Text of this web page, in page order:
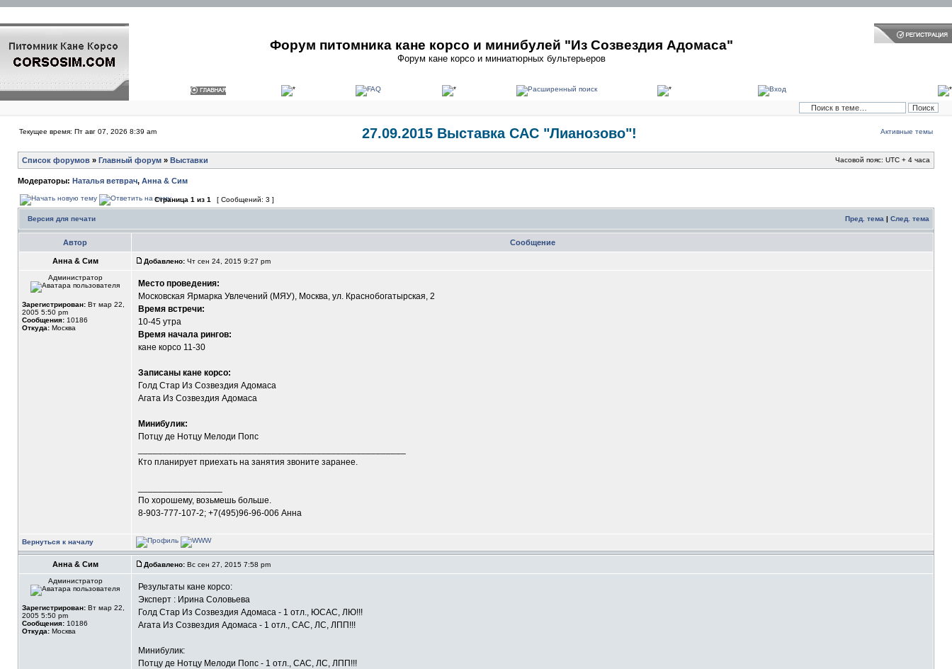
Форум питомника кане корсо и минибулей "Из Созвездия Адомаса"
Форум кане корсо и миниатюрных бультерьеров
Текущее время: Пт авг 07, 2026 8:39 am 27.09.2015 Выставка САС "Лианозово"! Активные темы
Список форумов » Главный форум » Выставки Часовой пояс: UTC + 4 часа
Модераторы: Наталья ветврач, Анна & Сим
Страница 1 из 1 [ Сообщений: 3 ]
Версия для печати Пред. тема | След. тема
Автор Сообщение
Анна & Сим Добавлено: Чт сен 24, 2015 9:27 pm
Администратор
Зарегистрирован: Вт мар 22,
2005 5:50 pm
Сообщения: 10186
Откуда: Москва
Место проведения:
Московская Ярмарка Увлечений (МЯУ), Москва, ул. Краснобогатырская, 2
Время встречи:
10-45 утра
Время начала рингов:
кане корсо 11-30
Записаны кане корсо:
Голд Стар Из Созвездия Адомаса
Агата Из Созвездия Адомаса
Минибулик:
Потцу де Нотцу Мелоди Попс
Кто планирует приехать на занятия звоните заранее.
По хорошему, возьмешь больше.
8-903-777-107-2; +7(495)96-96-006 Анна
Вернуться к началу
Анна & Сим Добавлено: Вс сен 27, 2015 7:58 pm
Администратор
Зарегистрирован: Вт мар 22,
2005 5:50 pm
Сообщения: 10186
Откуда: Москва
Результаты кане корсо:
Эксперт : Ирина Соловьева
Голд Стар Из Созвездия Адомаса - 1 отл., ЮСАС, ЛЮ!!!
Агата Из Созвездия Адомаса - 1 отл., САС, ЛС, ЛПП!!!
Минибулик:
Потцу де Нотцу Мелоди Попс - 1 отл., САС, ЛС, ЛПП!!!